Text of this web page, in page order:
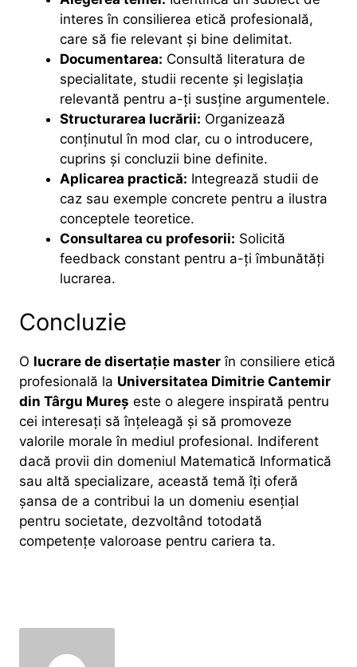
interes în consilierea etică profesională,
care să fie relevant și bine delimitat.
Documentarea: Consultă literatura de
specialitate, studii recente și legislația
relevantă pentru a-ți susține argumentele.
Structurarea lucrării: Organizează
conținutul în mod clar, cu o introducere,
cuprins și concluzii bine definite.
Aplicarea practică: Integrează studii de
caz sau exemple concrete pentru a ilustra
conceptele teoretice.
Consultarea cu profesorii: Solicită
feedback constant pentru a-ți îmbunătăți
lucrarea.
Concluzie
O lucrare de disertație master în consiliere etică
profesională la Universitatea Dimitrie Cantemir
din Târgu Mureș este o alegere inspirată pentru
cei interesați să înțeleagă și să promoveze
valorile morale în mediul profesional. Indiferent
dacă provii din domeniul Matematică Informatică
sau altă specializare, această temă îți oferă
șansa de a contribui la un domeniu esențial
pentru societate, dezvoltând totodată
competențe valoroase pentru cariera ta.